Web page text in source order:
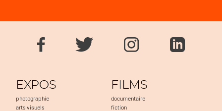
EXPOS
photographie
arts visuels
FILMS
documentaire
fiction